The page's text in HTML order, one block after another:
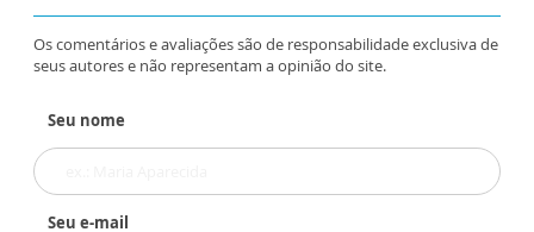
Os comentários e avaliações são de responsabilidade exclusiva de
seus autores e não representam a opinião do site.
Seu nome
Seu e-mail